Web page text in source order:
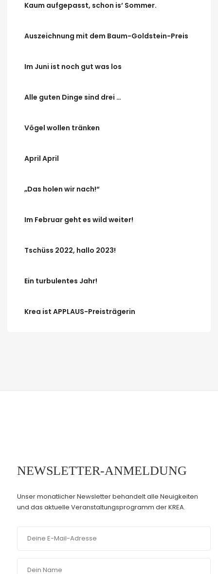
Kaum aufgepasst, schon is’ Sommer.
Auszeichnung mit dem Baum-Goldstein-Preis
Im Juni ist noch gut was los
Alle guten Dinge sind drei …
Vögel wollen tränken
April April
„Das holen wir nach!“
Im Februar geht es wild weiter!
Tschüss 2022, hallo 2023!
Ein turbulentes Jahr!
Krea ist APPLAUS-Preisträgerin
NEWSLETTER-ANMELDUNG
Unser monatlicher Newsletter behandelt alle Neuigkeiten
und das aktuelle Veranstaltungsprogramm der KREA.